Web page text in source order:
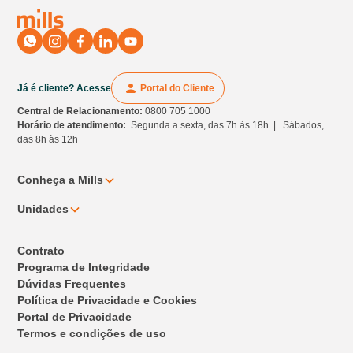
Já é cliente? Acesse Portal do Cliente
Central de Relacionamento:0800 705 1000
Horário de atendimento:Segunda a sexta, das 7h às 18h | Sábados,
das 8h às 12h
Conheça a Mills
Unidades
Contrato
Programa de Integridade
Dúvidas Frequentes
Política de Privacidade e Cookies
Portal de Privacidade
Termos e condições de uso